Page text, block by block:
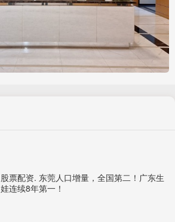
股票配资. 东莞人口增量，全国第二！广东生
娃连续8年第一！